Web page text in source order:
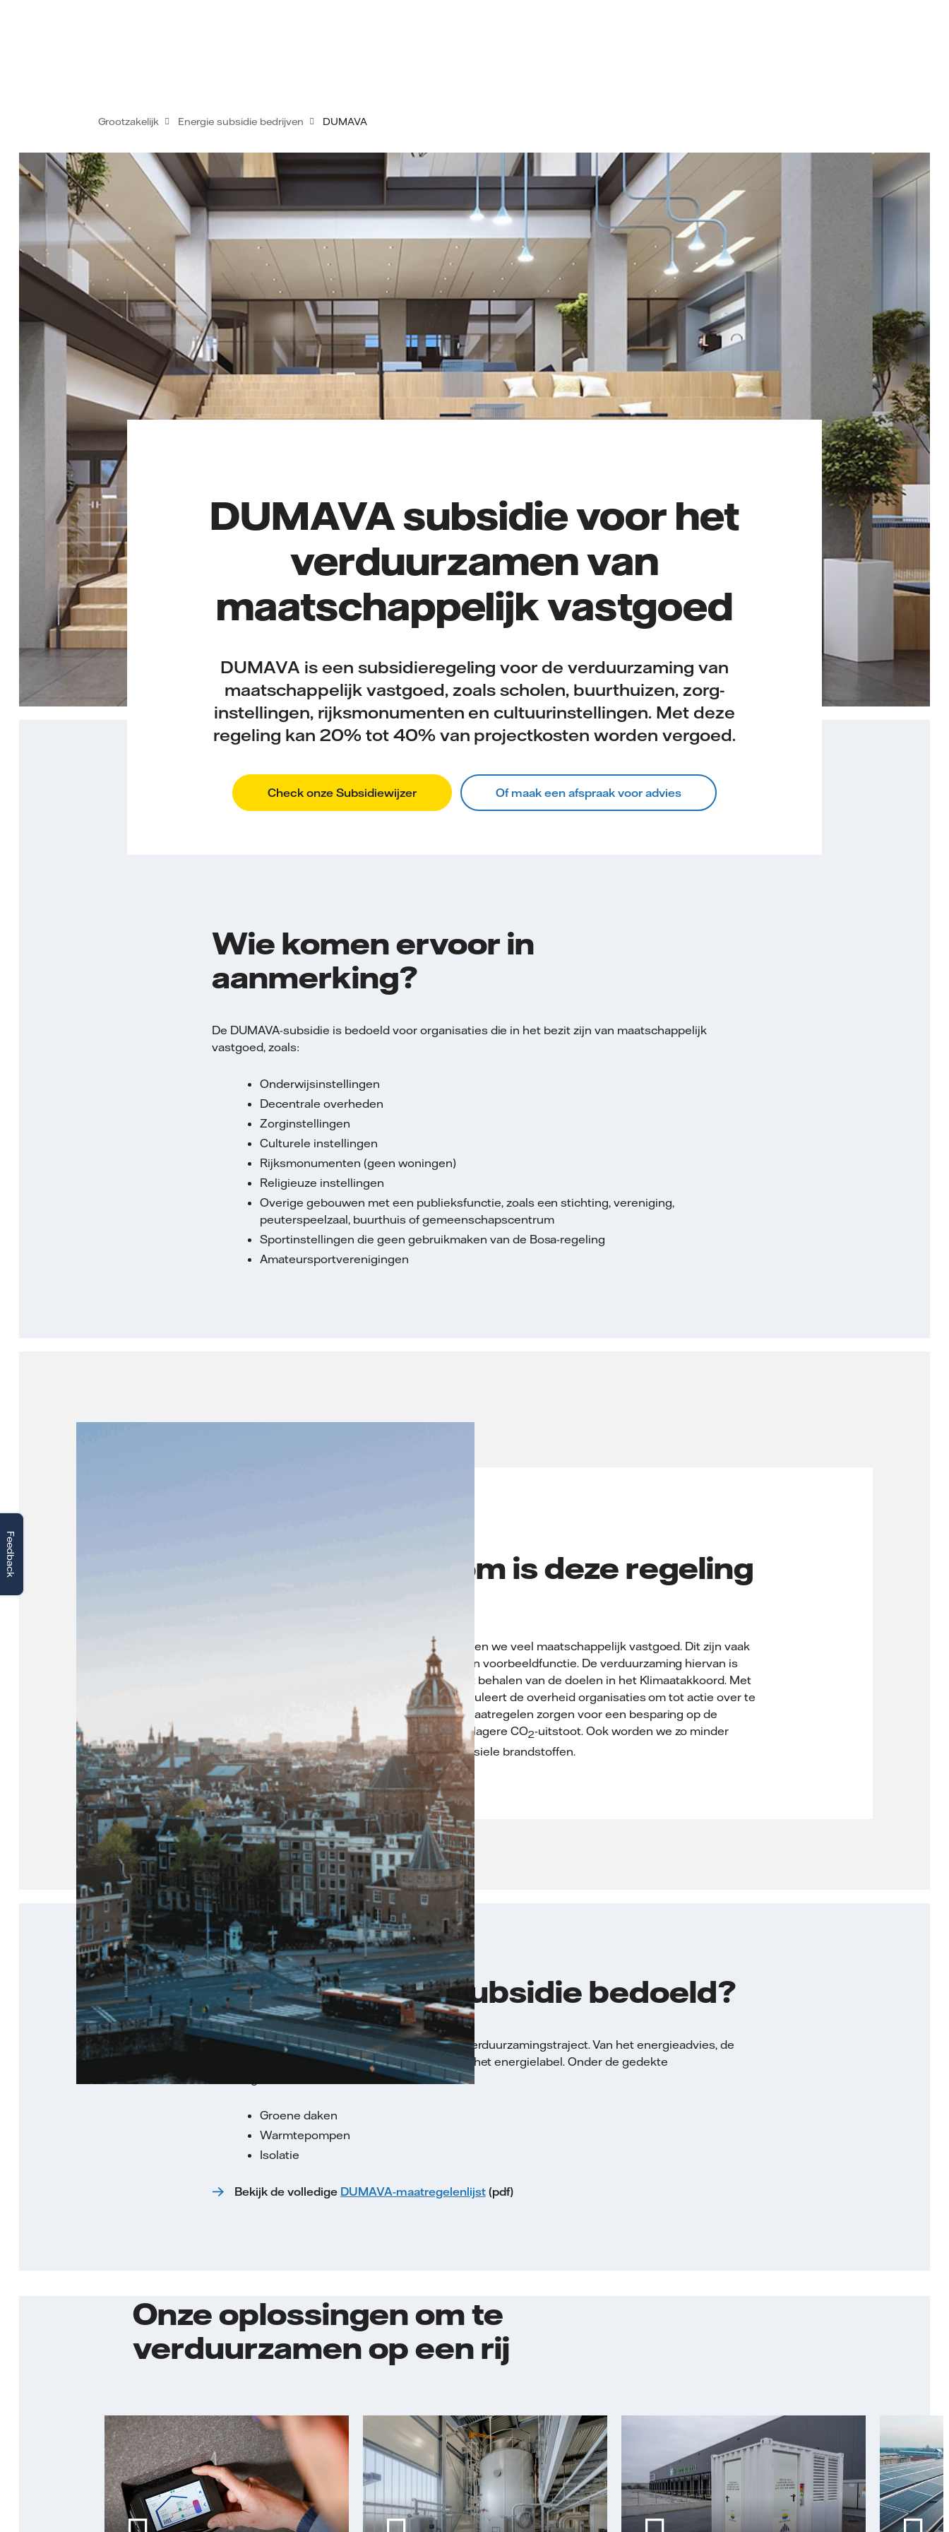
Grootzakelijk Energie subsidie bedrijven DUMAVA
DUMAVA subsidie voor het
verduurzamen van
maatschappelijk vastgoed
DUMAVA is een subsidieregeling voor de verduurzaming van
maatschappelijk vastgoed, zoals scholen, buurthuizen, zorg­
instellingen, rijksmonumenten en cultuurinstellingen. Met deze
regeling kan 20% tot 40% van projectkosten worden vergoed.
Check onze Subsidiewijzer Of maak een afspraak voor advies
Wie komen ervoor in
aanmerking?
De DUMAVA-subsidie is bedoeld voor organisaties die in het bezit zijn van maatschappelijk
vastgoed, zoals:
Onderwijsinstellingen
Decentrale overheden
Zorginstellingen
Culturele instellingen
Rijksmonumenten (geen woningen)
Religieuze instellingen
Overige gebouwen met een publieksfunctie, zoals een stichting, vereniging,
peuterspeelzaal, buurthuis of gemeenschapscentrum
Sportinstellingen die geen gebruikmaken van de Bosa-regeling
Amateursportverenigingen
Waarom is deze regeling
In Nederland hebben we veel maatschappelijk vastgoed. Dit zijn vaak
gebouwen met een voorbeeldfunctie. De verduurzaming hiervan is
belangrijk voor het behalen van de doelen in het Klimaatakkoord. Met
deze regeling stimuleert de overheid organisaties om tot actie over te
gaan. Duurzame maatregelen zorgen voor een besparing op de
energiekosten en lagere CO2-uitstoot. Ook worden we zo minder
afhankelijk van fossiele brandstoffen.
Waarvoor is de subsidie bedoeld?
U kunt subsidie krijgen voor elke stap van het verduurzamingstraject. Van het energieadvies, de
maatregelen die u treft tot aan de aanvraag van het energielabel. Onder de gedekte
maatregelen vallen onder andere:
Groene daken
Warmtepompen
Isolatie
Bekijk de volledige DUMAVA-maatregelenlijst(pdf)
Onze oplossingen om te
verduurzamen op een rij
Feedback